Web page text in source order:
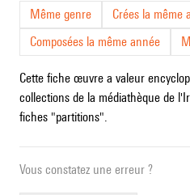
Même genre
Crées la même
Composées la même année
Cette fiche œuvre a valeur
collections de la médiathèque de
fiches "partitions".
Vous constatez une erreur ?